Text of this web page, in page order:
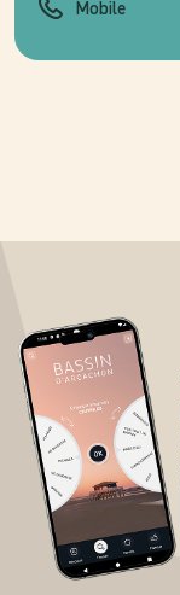
Mobile